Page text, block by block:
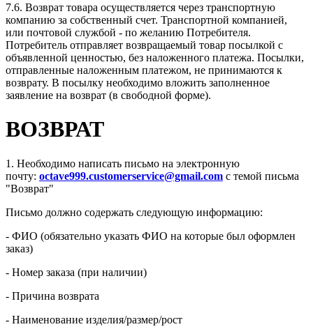
7.6. Возврат товара осуществляется через транспортную
компанию за собственный счет. Транспортной компанией,
или почтовой службой - по желанию Потребителя.
Потребитель отправляет возвращаемый товар посылкой с
объявленной ценностью, без наложенного платежа. Посылки,
отправленные наложенным платежом, не принимаются к
возврату. В посылку необходимо вложить заполненное
заявление на возврат (в свободной форме).
ВОЗВРАТ
1. Необходимо написать письмо на электронную
почту: octave999.customerservice@gmail.com с темой письма
"Возврат"
Письмо должно содержать следующую информацию:
- ФИО (обязательно указать ФИО на которые был оформлен
заказ)
- Номер заказа (при наличии)
- Причина возврата
- Наименование изделия/размер/рост